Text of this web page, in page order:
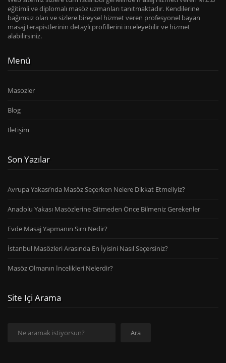
eğitimli ve diplomalı masöz uzmanları tanıtmaktadır. Kendilerine
bağımsız olan ve sizlere bireysel hizmet veren profesyonel bayan
masaj terapistlerinin detaylı profillerini inceleyebilir ve hizmet
alabilirsiniz.
Menü
Masozler
Blog
İletişim
Son Yazılar
Avrupa Yakası’nda Masöz Seçerken Nelere Dikkat Etmeliyiz?
Anadolu Yakası Masözlerine Gitmeden Önce Bilmeniz Gerekenler
Evde Masaj Yapmanın Sırrı Nedir?
İstanbul Masözleri Arasında En İyisini Nasıl Seçersiniz?
Masöz Olmanın İncelikleri Nelerdir?
Site Içi Arama
Ara